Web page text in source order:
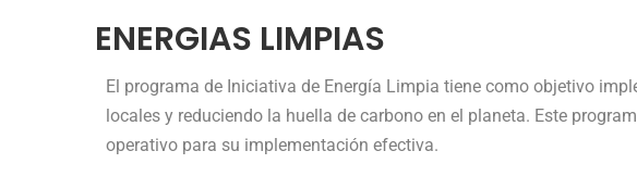
ENERGIAS LIMPIAS
El programa de Iniciativa de Energía Limpia tiene como objetivo
locales y reduciendo la huella de carbono en el planeta. Este
operativo para su implementación efectiva.